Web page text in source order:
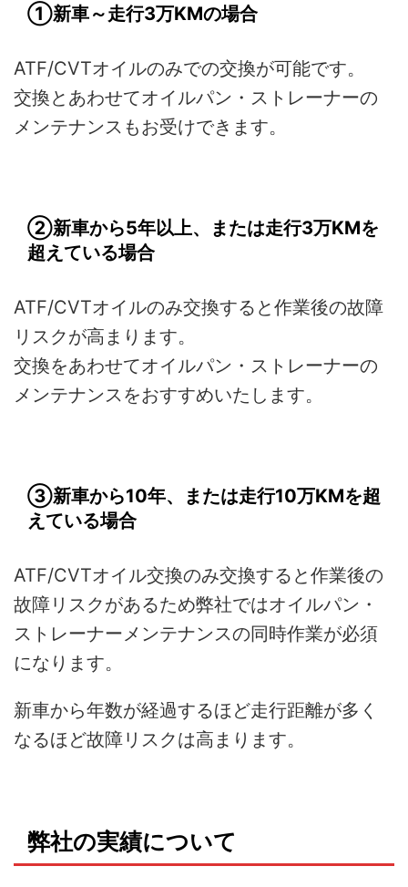
①新車～走行3万KMの場合
ATF/CVTオイルのみでの交換が可能です。
交換とあわせてオイルパン・ストレーナーの
メンテナンスもお受けできます。
②新車から5年以上、または走行3万KMを
超えている場合
ATF/CVTオイルのみ交換すると作業後の故障
リスクが高まります。
交換をあわせてオイルパン・ストレーナーの
メンテナンスをおすすめいたします。
③新車から10年、または走行10万KMを超
えている場合
ATF/CVTオイル交換のみ交換すると作業後の
故障リスクがあるため弊社ではオイルパン・
ストレーナーメンテナンスの同時作業が必須
になります。
新車から年数が経過するほど走行距離が多く
なるほど故障リスクは高まります。
弊社の実績について